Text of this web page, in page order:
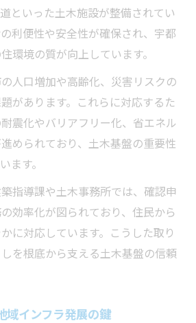
といった土木施設が整備されてい
利便性や安全性が確保され、宇都
環境の質が向上しています。
人口増加や高齢化、災害リスクの
があります。これらに対応するた
震化やバリアフリー化、省エネル
められており、土木基盤の重要性
ます。
指導課や土木事務所では、確認申
効率化が図られており、住民から
に対応しています。こうした取り
を根底から支える土木基盤の信頼
域インフラ発展の鍵